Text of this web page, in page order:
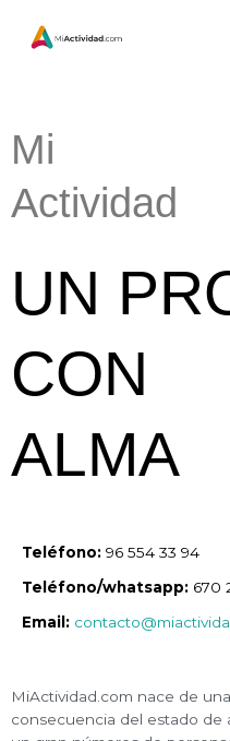
Mi
Actividad
UN
CON
ALMA
Teléfono: 96 554 33 94
Teléfono/whatsapp: 670
Email:
MiActividad.com nace de
consecuencia del estado de